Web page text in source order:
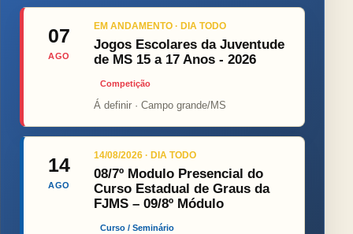
07
AGO
EM ANDAMENTO · DIA TODO
Jogos Escolares da Juventude
de MS 15 a 17 Anos - 2026
Competição
Á definir · Campo grande/MS
14
AGO
14/08/2026 · DIA TODO
08/7º Modulo Presencial do
Curso Estadual de Graus da
FJMS – 09/8º Módulo
Curso / Seminário